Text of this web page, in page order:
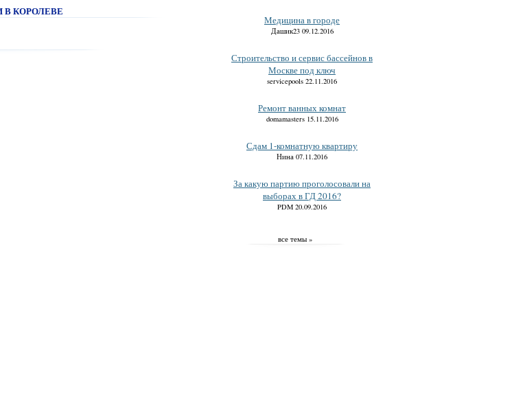
КОРОЛЕВЕ
Медицина в городе
Дашик23 09.12.2016
Строительство и сервис бассейнов в
Москве под ключ
servicepools 22.11.2016
Ремонт ванных комнат
domamasters 15.11.2016
Сдам 1-комнатную квартиру
Нина 07.11.2016
За какую партию проголосовали на
выборах в ГД 2016?
PDM 20.09.2016
все темы »